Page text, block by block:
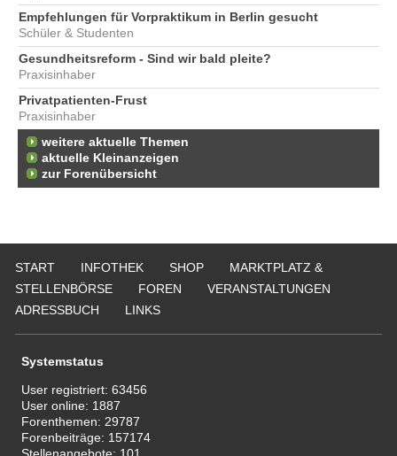
Empfehlungen für Vorpraktikum in Berlin gesucht
Schüler & Studenten
Gesundheitsreform - Sind wir bald pleite?
Praxisinhaber
Privatpatienten-Frust
Praxisinhaber
weitere aktuelle Themen
aktuelle Kleinanzeigen
zur Forenübersicht
START INFOTHEK SHOP
MARKTPLATZ &
STELLENBÖRSE
FOREN
VERANSTALTUNGEN
ADRESSBUCH
LINKS
Systemstatus
User registriert:63456
User online: 1887
Forenthemen: 29787
Forenbeiträge: 157174